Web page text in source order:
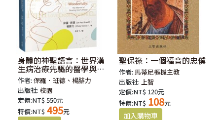
身體的神聖語言：世界漢
生病治療先驅的醫學與信
仰札記
作者:保羅．班德、楊腓力
出版社:校園
定價:NT$ 550元
特價:NT$ 495元
聖保祿：一個福音的忠僕
作者:馬蒂尼樞機主教
出版社:上智
定價:NT$ 120元
特價:NT$ 108元